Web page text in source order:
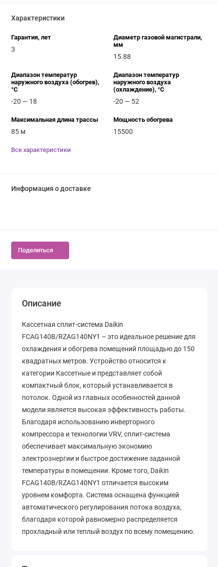
Характеристики
Гарантия, лет
3
Диаметр газовой магистрали,
мм
15.88
Диапазон температур
наружного воздуха (обогрев),
°C
-20 — 18
Диапазон температур
наружного воздуха
(охлаждение), °C
-20 — 52
Максимальная длина трассы
85 м
Мощность обогрева
15500
Все характеристики
Информация о доставке
Поделиться
Описание
Кассетная сплит-система Daikin
FCAG140B/RZAG140NY1 – это идеальное решение для
охлаждения и обогрева помещений площадью до 150
квадратных метров. Устройство относится к
категории Кассетные и представляет собой
компактный блок, который устанавливается в
потолок. Одной из главных особенностей данной
модели является высокая эффективность работы.
Благодаря использованию инверторного
компрессора и технологии VRV, сплит-система
обеспечивает максимальную экономию
электроэнергии и быстрое достижение заданной
температуры в помещении. Кроме того, Daikin
FCAG140B/RZAG140NY1 отличается высоким
уровнем комфорта. Система оснащена функцией
автоматического регулирования потока воздуха,
благодаря которой равномерно распределяется
прохладный или теплый воздух по всему помещению.